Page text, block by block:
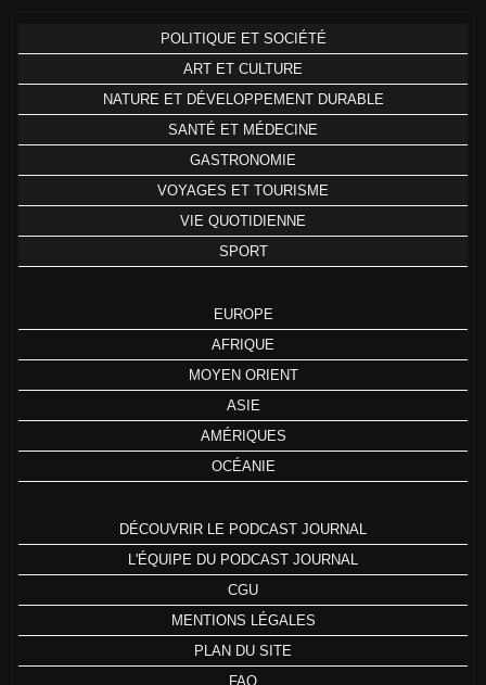
POLITIQUE ET SOCIÉTÉ
ART ET CULTURE
NATURE ET DÉVELOPPEMENT DURABLE
SANTÉ ET MÉDECINE
GASTRONOMIE
VOYAGES ET TOURISME
VIE QUOTIDIENNE
SPORT
EUROPE
AFRIQUE
MOYEN ORIENT
ASIE
AMÉRIQUES
OCÉANIE
DÉCOUVRIR LE PODCAST JOURNAL
L'ÉQUIPE DU PODCAST JOURNAL
CGU
MENTIONS LÉGALES
PLAN DU SITE
FAQ